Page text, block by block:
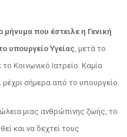
μήνυμα που έστειλε η Γενική
υπουργείο Υγείας, μετά το
Κοινωνικό Ιατρείο. Καμία
σήμερα από το υπουργείο.
μιας ανθρώπινης ζωής, το
και να δεχτεί τους